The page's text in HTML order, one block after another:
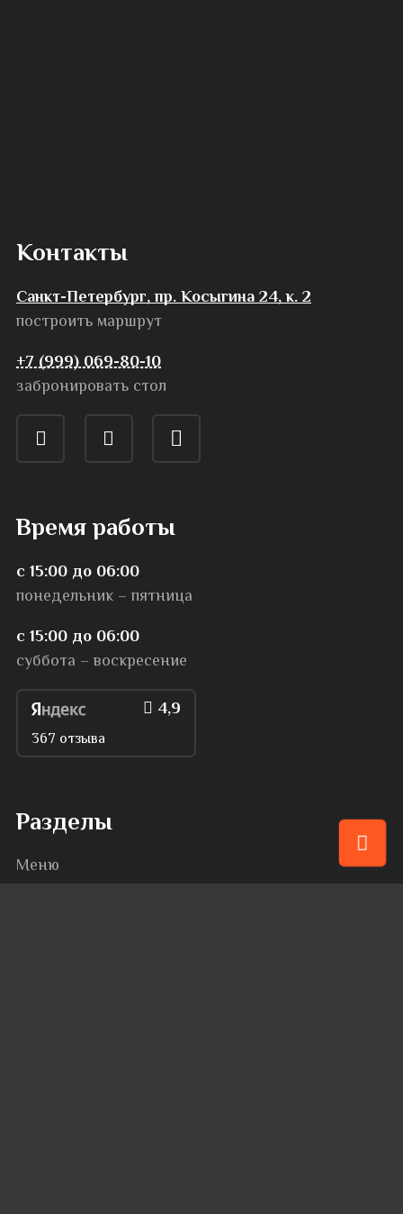
Контакты
Санкт-Петербург, пр. Косыгина 24, к. 2
построить маршрут
+7 (999) 069-80-10
забронировать стол
Время работы
с 15:00 до 06:00
понедельник – пятница
с 15:00 до 06:00
суббота – воскресение
4,9
367 отзыва
Разделы
Меню